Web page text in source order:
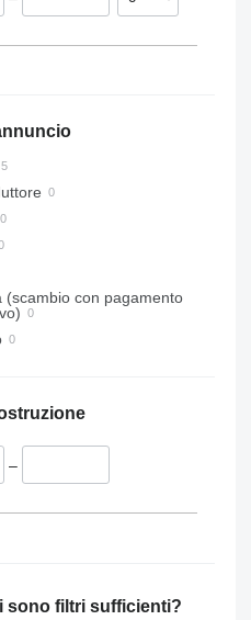
(scambio con pagamento
–
sono filtri sufficienti?